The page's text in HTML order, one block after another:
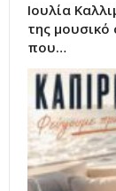
Ιουλία
της
που…